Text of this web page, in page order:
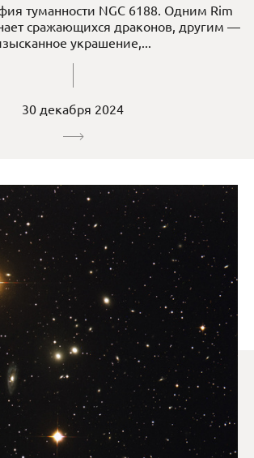
туманности NGC 6188. Одним Rim
сражающихся драконов, другим —
украшение,...
30 декабря 2024